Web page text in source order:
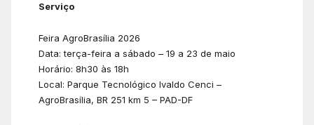
Serviço
Feira AgroBrasília 2026
Data: terça-feira a sábado – 19 a 23 de maio
Horário: 8h30 às 18h
Local: Parque Tecnológico Ivaldo Cenci –
AgroBrasília, BR 251 km 5 – PAD-DF